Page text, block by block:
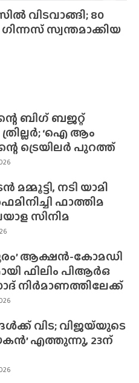
വിടവാങ്ങി; 80
സ്വന്തമാക്കിയ
ബിഗ് ബജറ്റ്
‘ഐ ആം
ട്രെയിലർ പുറത്ത്
മമ്മൂട്ടി, നടി യാമി
ഫാത്തിമ
സിനിമ
ആക്ഷൻ-കോമഡി
ഫിലിം പിആർഒ
നിർമാണത്തിലേക്ക്
വിട; വിജയ്‌യുടെ
എത്തുന്നു, 23ന്